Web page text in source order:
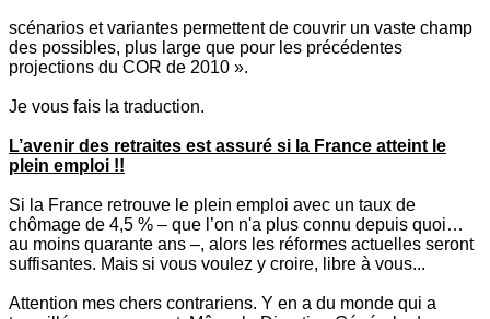
scénarios et variantes permettent de couvrir un vaste champ
des possibles, plus large que pour les précédentes
projections du COR de 2010 ».
Je vous fais la traduction.
L’avenir des retraites est assuré si la France atteint le
plein emploi !!
Si la France retrouve le plein emploi avec un taux de
chômage de 4,5 % – que l’on n'a plus connu depuis quoi…
au moins quarante ans –, alors les réformes actuelles seront
suffisantes. Mais si vous voulez y croire, libre à vous...
Attention mes chers contrariens. Y en a du monde qui a